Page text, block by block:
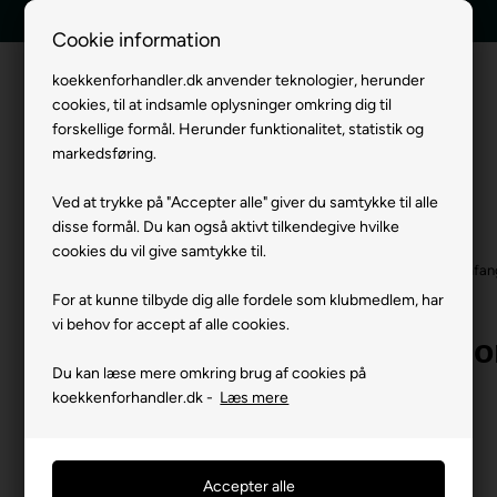
Cookie information
koekkenforhandler.dk anvender teknologier, herunder
cookies, til at indsamle oplysninger omkring dig til
forskellige formål. Herunder funktionalitet, statistik og
markedsføring.
Ved at trykke på "Accepter alle" giver du samtykke til alle
disse formål. Du kan også aktivt tilkendegive hvilke
cookies du vil give samtykke til.
For at kunne tilbyde dig alle fordele som klubmedlem, har
vi behov for accept af alle cookies.
Du kan læse mere omkring brug af cookies på
koekkenforhandler.dk - Læs mere
Menu
Neff
Ønsker du et
tilbud?